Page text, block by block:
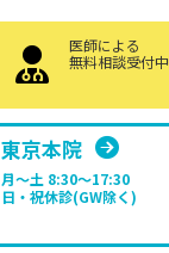
医師による
無料相談受付中
東京本院
月～土 8:30〜17:30
日・祝休診(GW除く)